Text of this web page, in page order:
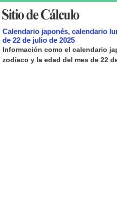
Calendario japonés, calendario
de 22 de julio de 2025
Información como el calendario
zodíaco y la edad del mes de 22